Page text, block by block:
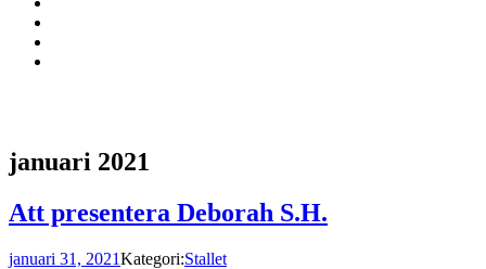
januari 2021
Att presentera Deborah S.H.
januari 31, 2021Kategori:Stallet